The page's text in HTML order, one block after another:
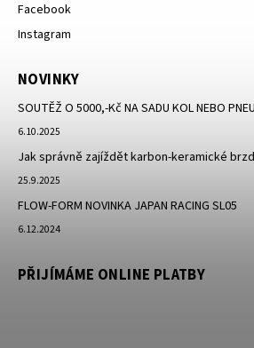
Facebook
Instagram
NOVINKY
SOUTĚŽ O 5000,-Kč NA SADU KOL NEBO
6.10.2025
Jak správně zajíždět karbon-keramické
25.9.2025
FLOW-FORM NOVINKA JAPAN RACING SL05
6.12.2024
PŘIJÍMÁME ONLINE PLATBY